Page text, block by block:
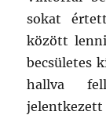
sokat
között
becsületes
hallva